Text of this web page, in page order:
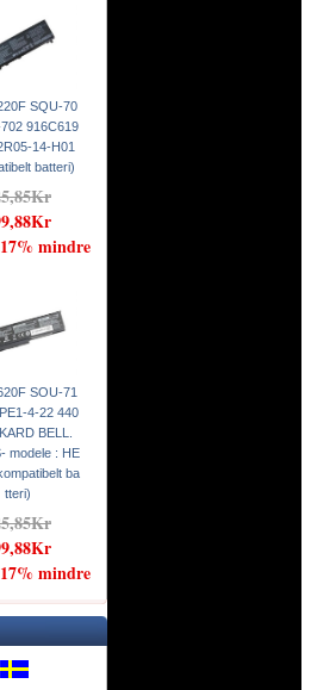
SQU-70
916C619
14-H01
batteri)
mindre
SOU-71
4-22 440
BELL.
modele : HE
ba
tteri)
mindre